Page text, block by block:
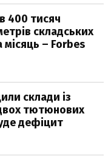
400 тисяч
складських
– Forbes
склади із
тютюнових
дефіцит